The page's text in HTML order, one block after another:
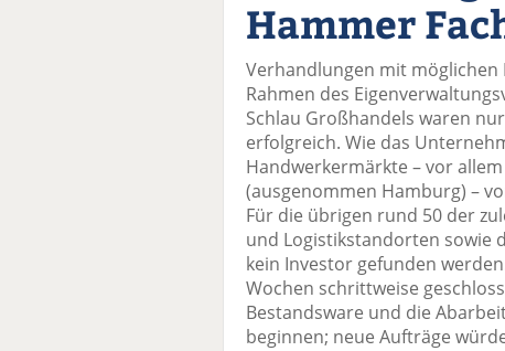
Hammer
Verhandlungen mit möglichen
Rahmen des
Schlau Großhandels waren
erfolgreich. Wie das
Handwerkermärkte – vor
(ausgenommen Hamburg) –
Für die übrigen rund 50 der
und Logistikstandorten sowie
kein Investor gefunden
Wochen schrittweise
Bestandsware und die
beginnen; neue Aufträge